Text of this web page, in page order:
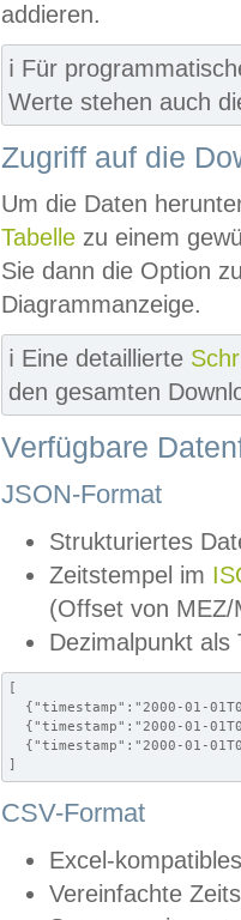
addieren.
ℹ️ Für
Werte stehen auch
Zugriff auf die
Um die Daten
Tabelle zu einem
Sie dann die Option
Diagrammanzeige.
ℹ️ Eine detaillierte
den gesamten
Verfügbare
JSON-Format
Strukturiertes
Zeitstempel im
(Offset von MEZ/
Dezimalpunkt als
[
{"timestamp":"2000-01-
{"timestamp":"2000-01-
{"timestamp":"2000-01-
]
CSV-Format
Excel-
Vereinfachte